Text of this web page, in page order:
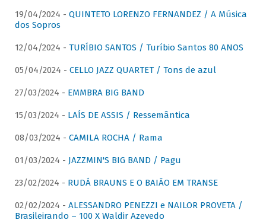
19/04/2024 - QUINTETO LORENZO FERNANDEZ / A Música
dos Sopros
12/04/2024 - TURÍBIO SANTOS / Turíbio Santos 80 ANOS
05/04/2024 - CELLO JAZZ QUARTET / Tons de azul
27/03/2024 - EMMBRA BIG BAND
15/03/2024 - LAÍS DE ASSIS / Ressemântica
08/03/2024 - CAMILA ROCHA / Rama
01/03/2024 - JAZZMIN'S BIG BAND / Pagu
23/02/2024 - RUDÁ BRAUNS E O BAIÃO EM TRANSE
02/02/2024 - ALESSANDRO PENEZZI e NAILOR PROVETA /
Brasileirando – 100 X Waldir Azevedo